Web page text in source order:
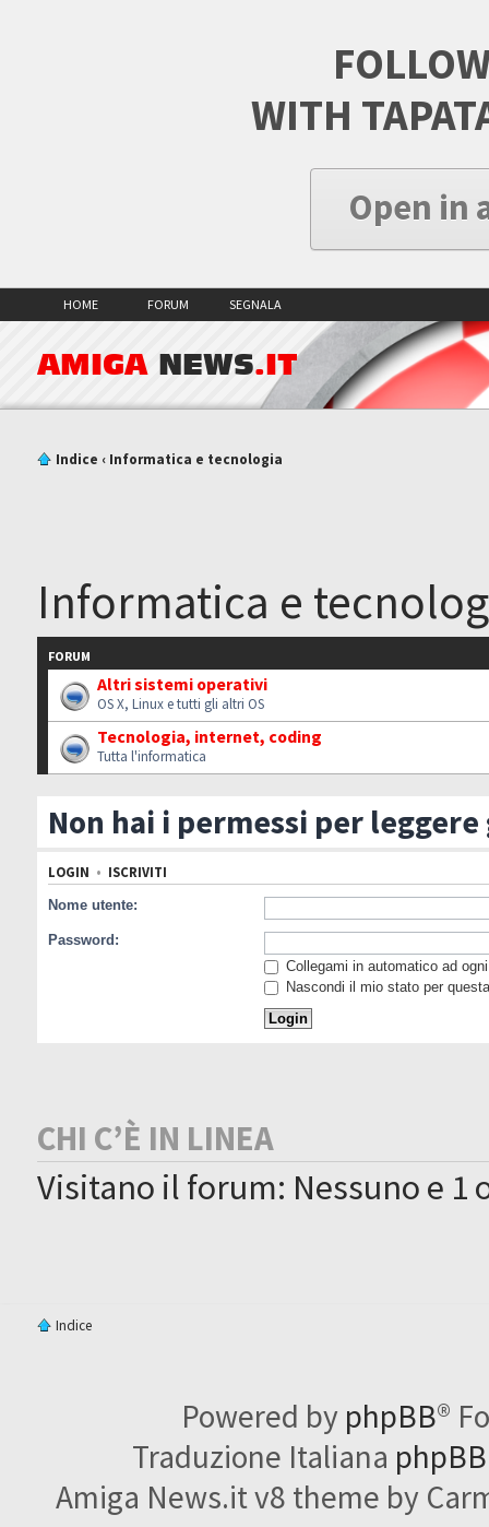
WITH
Open in
HOME FORUM SEGNALA
AMIGA NEWS.IT
Indice ‹ Informatica e tecnologia
Informatica e
FORUM
Altri sistemi operativi
OS X, Linux e tutti gli altri OS
Tecnologia, internet, coding
Tutta l'informatica
Non hai i permessi per
LOGIN • ISCRIVITI
Nome utente:
Password:
Collegami in automatico ad
Nascondi il mio stato per
CHI C’È IN LINEA
Visitano il forum: Nessuno e 1
Indice
Powered by phpBB®
Traduzione Italiana
Amiga News.it v8 theme by